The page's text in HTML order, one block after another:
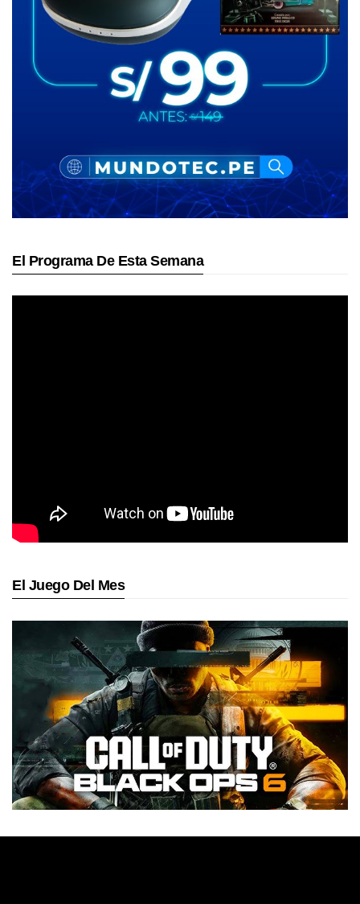
El Programa De Esta Semana
El Juego Del Mes